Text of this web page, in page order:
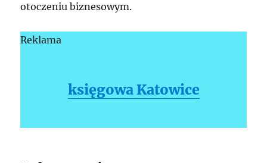
otoczeniu biznesowym.
Reklama
księgowa Katowice